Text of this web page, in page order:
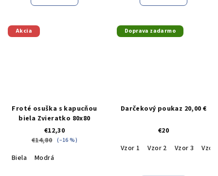
Akcia
Froté osuška s kapucňou
biela Zvieratko 80x80
€12,30
€14,80 (–16 %)
Biela Modrá
Doprava zadarmo
Darčekový poukaz 20,00 €
€20
Vzor 1
Vzor 2 Vzor 3 Vzor